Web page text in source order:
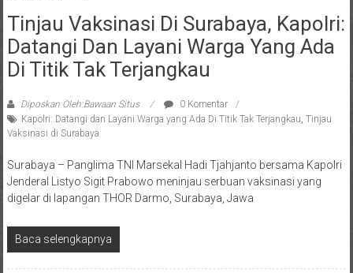
Tinjau Vaksinasi Di Surabaya, Kapolri:
Datangi Dan Layani Warga Yang Ada
Di Titik Tak Terjangkau
Diposkan Oleh:Bawaan Situs
0 Komentar
Kapolri: Datangi dan Layani Warga yang Ada Di Titik Tak Terjangkau, Tinjau
Vaksinasi di Surabaya
Surabaya – Panglima TNI Marsekal Hadi Tjahjanto bersama Kapolri
Jenderal Listyo Sigit Prabowo meninjau serbuan vaksinasi yang
digelar di lapangan THOR Darmo, Surabaya, Jawa
Baca selengkapnya